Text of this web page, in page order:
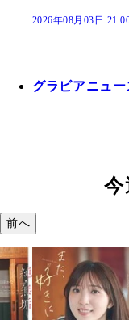
2026年08月03日
グラビアニュ
前へ